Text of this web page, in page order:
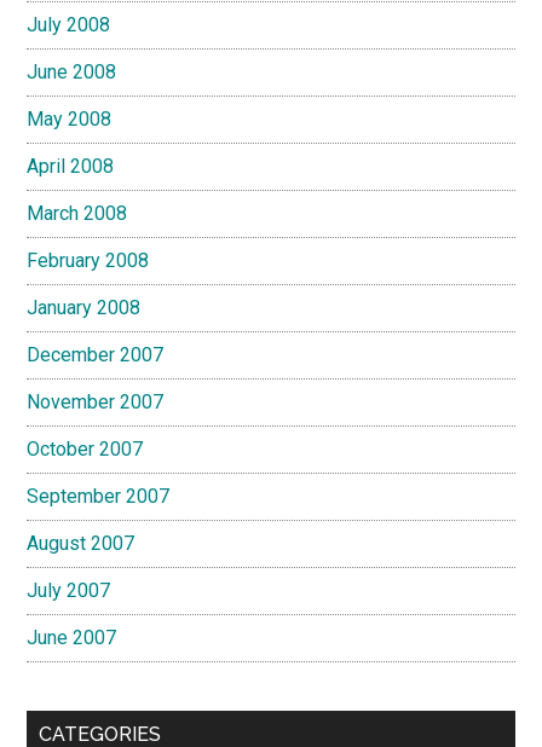
July 2008
June 2008
May 2008
April 2008
March 2008
February 2008
January 2008
December 2007
November 2007
October 2007
September 2007
August 2007
July 2007
June 2007
CATEGORIES